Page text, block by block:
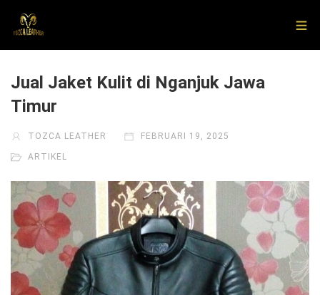
Jual Jaket Kulit di Nganjuk Jawa
Timur
TOZCA LEATHER FEBRUARI 19, 2025
ARTIKEL